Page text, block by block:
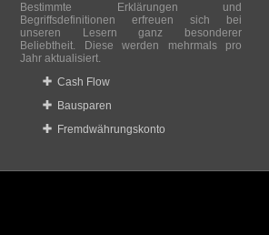
Bestimmte Erklärungen und
Begriffsdefinitionen erfreuen sich bei
unseren Lesern ganz besonderer
Beliebtheit. Diese werden mehrmals pro
Jahr aktualisiert.
Cash Flow
Bausparen
Fremdwährungskonto